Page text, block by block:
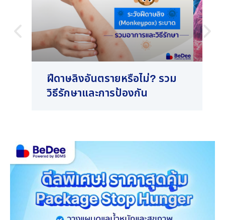
ฝีดาษลิงอันตรายหรือไม่? รวม
วิธีรักษาและการป้องกัน